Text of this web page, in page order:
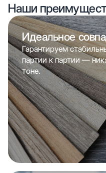
Наши
Идеальное
Гарантируем
партии к партии —
тоне.